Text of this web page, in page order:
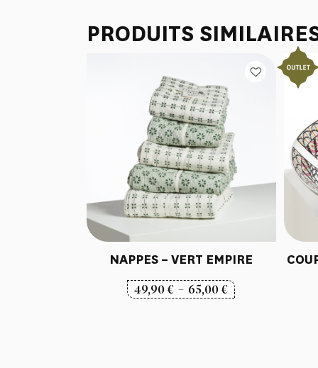
PRODUITS
NAPPES – VERT EMPIRE
49,90€ – 65,00€Plage